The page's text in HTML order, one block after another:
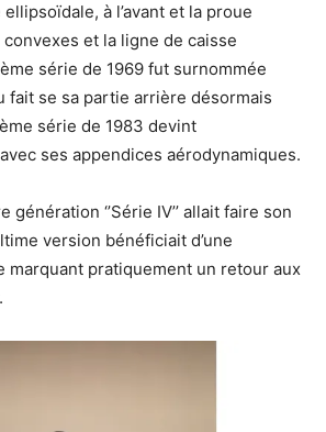
à l’avant et la proue
et la ligne de caisse
série de 1969 fut surnommée
fait se sa partie arrière désormais
série de 1983 devint
avec ses appendices aérodynamiques.
génération ‘’Série IV’’ allait faire son
version bénéficiait d’une
marquant pratiquement un retour aux